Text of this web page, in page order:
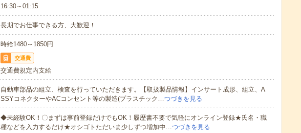
16:30～01:15
長期でお仕事できる方、大歓迎！
時給1480～1850円
交通費
交通費規定内支給
自動車部品の組立、検査を行っていただきます。【取扱製品情報】インサート成形、組立、A
SSYコネクターやACコンセント等の製造(プラスチック…つづきを見る
◆未経験OK！〇まずは事前登録だけでもOK！履歴書不要で気軽にオンライン登録★氏名・職
種などを入力するだけ★オシゴトただいま少しずつ増加中…つづきを見る